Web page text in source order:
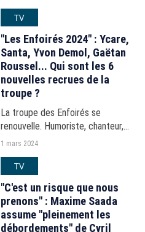
Miller. Elle a profité pour
s'exprimer...
TV
"Les Enfoirés 2024" : Ycare,
Santa, Yvon Demol, Gaëtan
Roussel... Qui sont les 6
nouvelles recrues de la
troupe ?
La troupe des Enfoirés se
renouvelle. Humoriste, chanteur,
chanteuse ou encore danseur,
oeuvrant pour Les Restos du Coeur
accueille 6 nouvelles recrues.
1 mars 2024
TV
"C'est un risque que nous
prenons" : Maxime Saada
assume "pleinement les
débordements" de Cyril